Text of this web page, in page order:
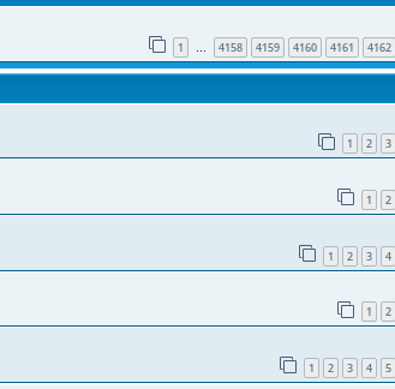
1 … 4158 4159 4160 4161 4162
1 2 3
1 2
1 2 3 4
1 2
1 2 3 4 5